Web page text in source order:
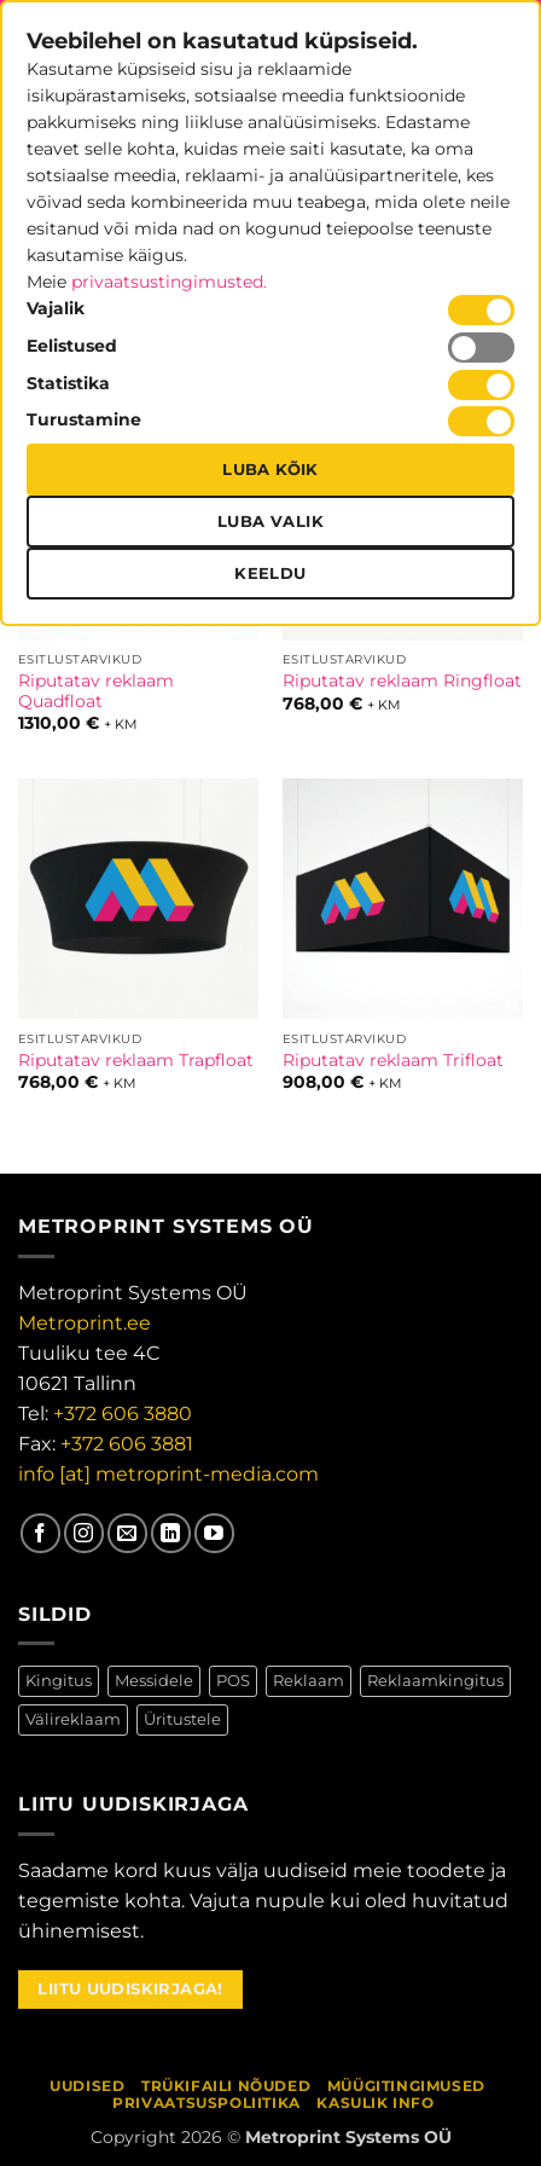
Skip
content
ESITLUSTARVIKUD / RIPUTATAVAD REKLAAMID
FILTREERI
ESITLUSTARVIKUD
Riputatav reklaam
Quadfloat
1310,00 € + KM
ESITLUSTARVIKUD
Riputatav reklaam Ringfloat
768,00 € + KM
ESITLUSTARVIKUD
Riputatav reklaam Trapfloat
768,00 € + KM
ESITLUSTARVIKUD
Riputatav reklaam Trifloat
908,00 € + KM
Veebilehel on kasutatud küpsiseid.
Kasutame küpsiseid sisu ja reklaamide
isikupärastamiseks, sotsiaalse meedia funktsioonide
pakkumiseks ning liikluse analüüsimiseks. Edastame
teavet selle kohta, kuidas meie saiti kasutate, ka oma
sotsiaalse meedia, reklaami- ja analüüsipartneritele, kes
võivad seda kombineerida muu teabega, mida olete neile
esitanud või mida nad on kogunud teiepoolse teenuste
kasutamise käigus.
Meie privaatsustingimusted.
Vajalik
Eelistused
Statistika
Turustamine
LUBA KÕIK
LUBA VALIK
KEELDU
METROPRINT SYSTEMS OÜ
Metroprint Systems OÜ
Metroprint.ee
Tuuliku tee 4C
10621 Tallinn
Tel: +372 606 3880
Fax: +372 606 3881
info [at] metroprint-media.com
SILDID
Kingitus Messidele POS Reklaam Reklaamkingitus
Välireklaam Üritustele
LIITU UUDISKIRJAGA
Saadame kord kuus välja uudiseid meie toodete ja
tegemiste kohta. Vajuta nupule kui oled huvitatud
ühinemisest.
LIITU UUDISKIRJAGA!
UUDISED TRÜKIFAILI NÕUDED
MÜÜGITINGIMUSED
PRIVAATSUSPOLIITIKA
KASULIK INFO
Copyright 2026 © Metroprint Systems OÜ